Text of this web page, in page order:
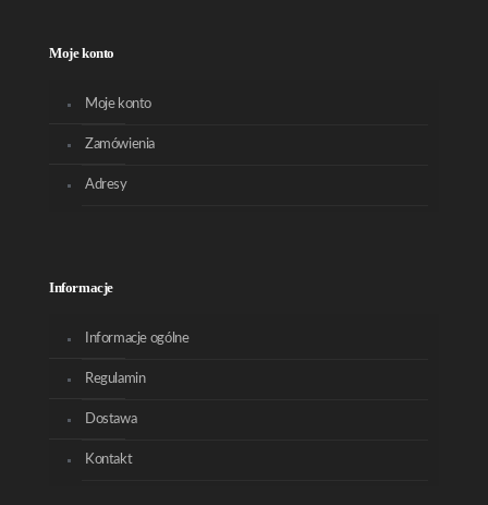
Moje konto
Moje konto
Zamówienia
Adresy
Informacje
Informacje ogólne
Regulamin
Dostawa
Kontakt